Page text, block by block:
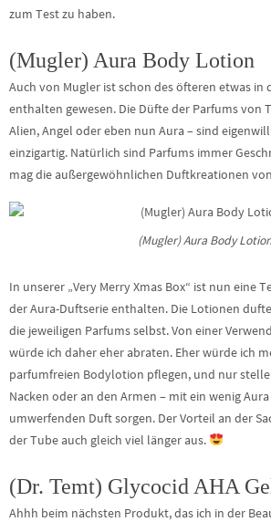
zum Test zu haben.
(Mugler) Aura Body Lotion
Auch von Mugler ist schon des öfteren etwas in
enthalten gewesen. Die Düfte der Parfums von
Alien, Angel oder eben nun Aura – sind
einzigartig. Natürlich sind Parfums immer
mag die außergewöhnlichen Duftkreationen
(Mugler) Aura Body Lotion
In unserer „Very Merry Xmas Box“ ist nun eine
der Aura-Duftserie enthalten. Die Lotionen
die jeweiligen Parfums selbst. Von einer
würde ich daher eher abraten. Eher würde ich
parfumfreien Bodylotion pflegen, und nur
Nacken oder an den Armen – mit ein wenig
umwerfenden Duft sorgen. Der Vorteil an der
der Tube auch gleich viel länger aus.
(Dr. Temt) Glycocid AHA
Ahhh beim nächsten Produkt, das ich in der